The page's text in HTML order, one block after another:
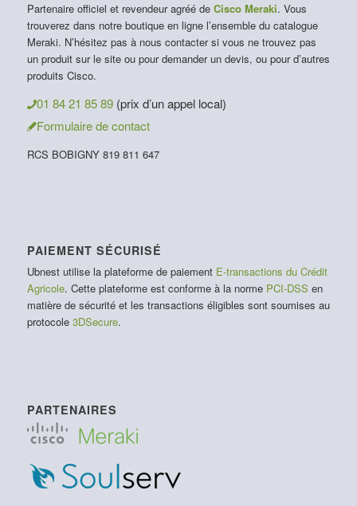
Partenaire officiel et revendeur agréé de Cisco Meraki. Vous
trouverez dans notre boutique en ligne l’ensemble du catalogue
Meraki. N’hésitez pas à nous contacter si vous ne trouvez pas
un produit sur le site ou pour demander un devis, ou pour d’autres
produits Cisco.
01 84 21 85 89 (prix d’un appel local)
Formulaire de contact
RCS BOBIGNY 819 811 647
PAIEMENT SÉCURISÉ
Ubnest utilise la plateforme de paiement E-transactions du Crédit
Agricole. Cette plateforme est conforme à la norme PCI-DSS en
matière de sécurité et les transactions éligibles sont soumises au
protocole 3DSecure.
PARTENAIRES